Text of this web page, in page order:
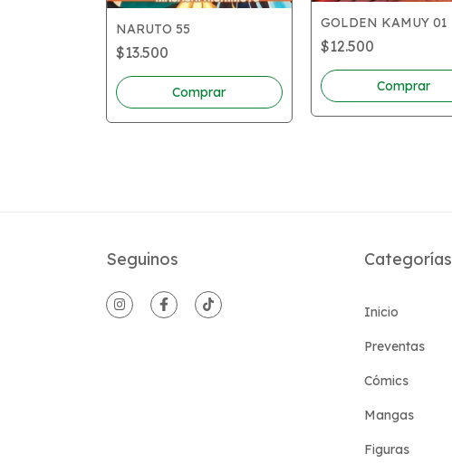
NARUTO 55
$13.500
GOLDEN KAMUY 01
$12.500
Seguinos Categorías
Inicio
Preventas
Cómics
Mangas
Figuras